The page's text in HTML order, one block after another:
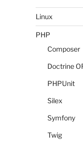
Linux
PHP
Composer
Doctrine
PHPUnit
Silex
Symfony
Twig